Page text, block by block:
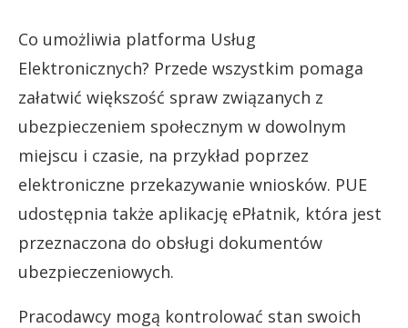
Co umożliwia platforma Usług
Elektronicznych? Przede wszystkim pomaga
załatwić większość spraw związanych z
ubezpieczeniem społecznym w dowolnym
miejscu i czasie, na przykład poprzez
elektroniczne przekazywanie wniosków. PUE
udostępnia także aplikację ePłatnik, która jest
przeznaczona do obsługi dokumentów
ubezpieczeniowych.
Pracodawcy mogą kontrolować stan swoich